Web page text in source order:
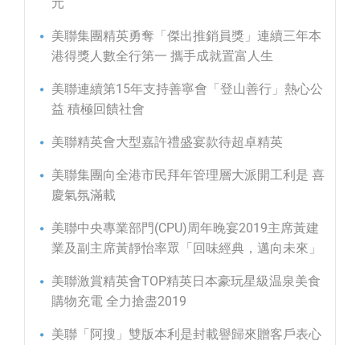
美聯集團精英勇奪「傑出推銷員獎」連續三年本
港得獎人數全行第一 攜手成就置富人生
美聯連續第15年支持善寧會「登山善行」熱心公
益 積極回饋社會
美聯精英會大型嘉許禮盛宴款待超卓精英
美聯集團向全港市民拜年管理層大派開工利是 喜
慶氣氛滿載
美聯中央專業部門(CPU)周年晚宴2019主席黃建
業及副主席黃靜怡率眾「回味經典，邁向未來」
美聯激賞精英會TOP精英日本豪玩星級温泉美食
購物充電 全力搶盡2019
美聯「阿搜」雙版本利是封載譽歸來贈客戶表心